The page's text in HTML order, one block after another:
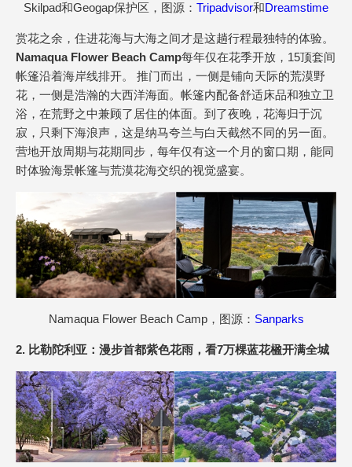
Skilpad和Geogap保护区，图源： Tripadvisor和Dreamstime
赏花之余，住进花海与大海之间才是这趟行程最独特的体验。
Namaqua Flower Beach Camp每年仅在花季开放，15顶套间
帐篷沿着海岸线排开。 推门而出，一侧是铺向天际的荒漠野
花，一侧是浩瀚的大西洋海面。帐篷内配备舒适床品和独立卫
浴，在荒野之中兼顾了居住的体面。到了夜晚，花海归于沉
寂，只剩下海浪声，这是纳马夸兰与白天截然不同的另一面。
营地开放周期与花期同步，每年仅有这一个月的窗口期，能同
时体验海景帐篷与荒漠花海交织的视觉盛宴。
Namaqua Flower Beach Camp，图源： Sanparks
2. 比勒陀利亚：漫步首都紫色花雨，看7万棵蓝花楹开满全城